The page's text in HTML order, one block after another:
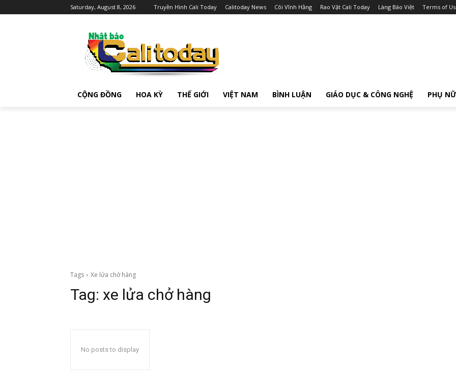
Saturday, August 8, 2026 Truyền Hình Cali Today Calitoday News Cõi Vĩnh Hằng Rao Vặt Cali Today Làng Báo Việt Terms of
CỘNG ĐỒNG HOA KỲ THẾ GIỚI VIỆT NAM BÌNH LUẬN GIÁO DỤC & CÔNG NGHỆ PHỤ NỮ
Tags Xe lửa chở hàng
Tag: xe lửa chở hàng
No posts to display